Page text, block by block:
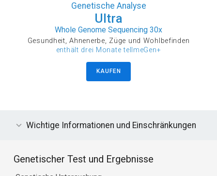
Genetische Analyse
Ultra
Whole Genome Sequencing 30x
Gesundheit, Ahnenerbe, Züge und Wohlbefinden
enthält drei Monate tellmeGen+
KAUFEN
Wichtige Informationen und Einschränkungen
Genetischer Test und Ergebnisse